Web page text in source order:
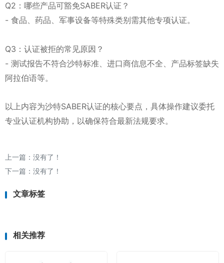
Q2：哪些产品可豁免SABER认证？
- 食品、药品、军事设备等特殊类别需其他专项认证。
Q3：认证被拒的常见原因？
- 测试报告不符合沙特标准、进口商信息不全、产品标签缺失
阿拉伯语等。
以上内容为沙特SABER认证的核心要点，具体操作建议委托
专业认证机构协助，以确保符合最新法规要求。
上一篇：没有了！
下一篇：没有了！
文章标签
相关推荐